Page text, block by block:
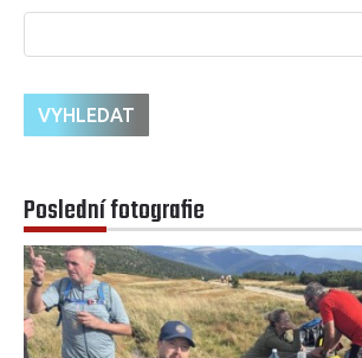
Poslední fotografie